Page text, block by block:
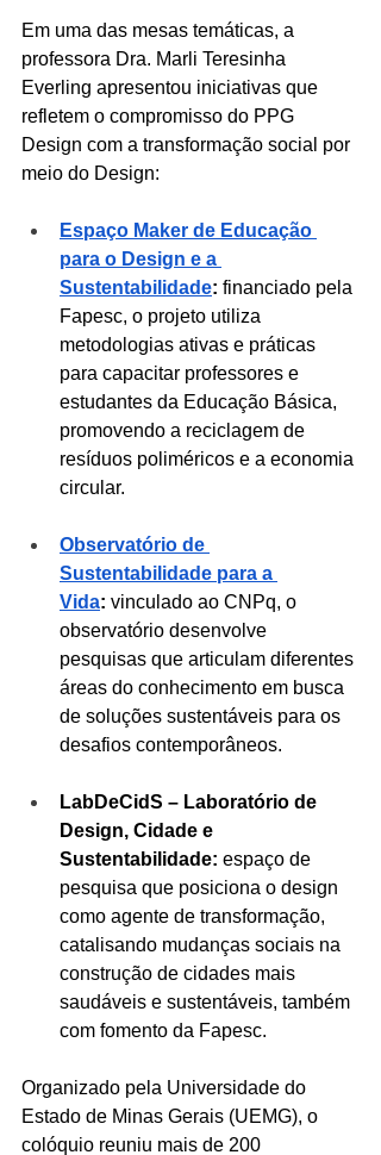
Em uma das mesas temáticas, a
professora Dra. Marli Teresinha
Everling apresentou iniciativas que
refletem o compromisso do PPG
Design com a transformação social por
meio do Design:
Espaço Maker de Educação
para o Design e a
Sustentabilidade: financiado pela
Fapesc, o projeto utiliza
metodologias ativas e práticas
para capacitar professores e
estudantes da Educação Básica,
promovendo a reciclagem de
resíduos poliméricos e a economia
circular.
Observatório de
Sustentabilidade para a
Vida: vinculado ao CNPq, o
observatório desenvolve
pesquisas que articulam diferentes
áreas do conhecimento em busca
de soluções sustentáveis para os
desafios contemporâneos.
LabDeCidS – Laboratório de
Design, Cidade e
Sustentabilidade: espaço de
pesquisa que posiciona o design
como agente de transformação,
catalisando mudanças sociais na
construção de cidades mais
saudáveis e sustentáveis, também
com fomento da Fapesc.
Organizado pela Universidade do
Estado de Minas Gerais (UEMG), o
colóquio reuniu mais de 200